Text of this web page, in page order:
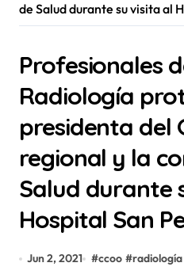
de Salud durante su visita al
Profesionales
Radiología
presidenta del
regional y la
Salud durante
Hospital San
Jun 2, 2021 #ccoo #radiología